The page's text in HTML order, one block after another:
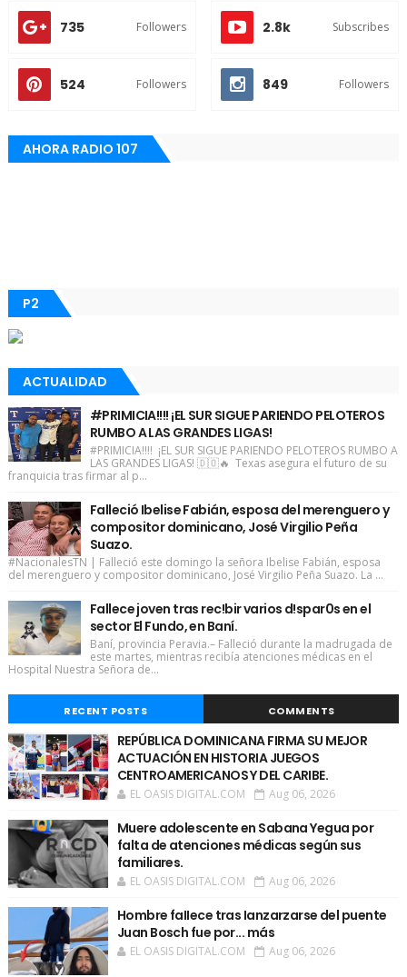
735 Followers 2.8k Subscribes
524 Followers 849 Followers
AHORA RADIO 107
P2
ACTUALIDAD
#PRIMICIA!!!! ¡EL SUR SIGUE PARIENDO PELOTEROS
RUMBO A LAS GRANDES LIGAS!
#PRIMICIA!!!! ¡EL SUR SIGUE PARIENDO PELOTEROS RUMBO A
LAS GRANDES LIGAS! 🇩🇴🔥 Texas asegura el futuro de su
franquicia tras firmar al p...
Falleció Ibelise Fabián, esposa del merenguero y
compositor dominicano, José Virgilio Peña
Suazo.
#NacionalesTN | Falleció este domingo la señora Ibelise Fabián, esposa
del merenguero y compositor dominicano, José Virgilio Peña Suazo. La ...
Fallece joven tras rec!bir varios d!spar0s en el
sector El Fundo, en Baní.
Baní, provincia Peravia.– Falleció durante la madrugada de
este martes, mientras recibía atenciones médicas en el
Hospital Nuestra Señora de...
RECENT POSTS COMMENTS
REPÚBLICA DOMINICANA FIRMA SU MEJOR
ACTUACIÓN EN HISTORIA JUEGOS
CENTROAMERICANOS Y DEL CARIBE.
EL OASIS DIGITAL.COM Aug 06, 2026
Muere adolescente en Sabana Yegua por
falta de atenciones médicas según sus
familiares.
EL OASIS DIGITAL.COM Aug 06, 2026
Hombre faIIece tras Ianzarzarse del puente
Juan Bosch fue por... más
EL OASIS DIGITAL.COM Aug 06, 2026